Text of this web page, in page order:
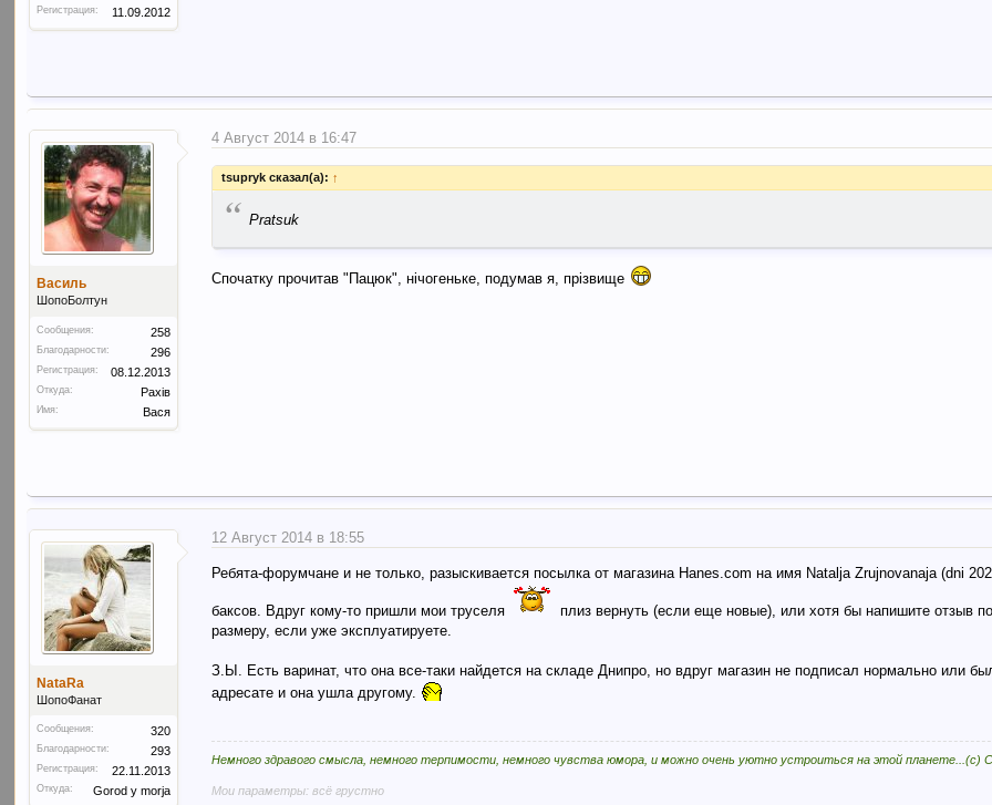
Регистрация: 11.09.2012
Василь
ШопоБолтун
Сообщения: 258
Благодарности: 296
Регистрация: 08.12.2013
Откуда: Рахів
Имя: Вася
4 Август 2014 в 16:47
tsupryk сказал(а): ↑
“ Pratsuk
Спочатку прочитав "Пацюк", нічогеньке, подумав я, прізвище
NataRa
ШопоФанат
Сообщения: 320
Благодарности: 293
Регистрация: 22.11.2013
Откуда: Gorod y morja
12 Август 2014 в 18:55
Ребята-форумчане и не только, разыскивается посылка от магазина Hanes.com на имя Natalja Zrujnovanaja (dni
баксов. Вдруг кому-то пришли мои труселя
плиз вернуть (если еще новые), или хотя бы напишите отзыв
размеру, если уже эксплуатируете.
З.Ы. Есть варинат, что она все-таки найдется на складе Днипро, но вдруг магазин не подписал нормально или
адресате и она ушла другому.
Немного здравого смысла, немного терпимости, немного чувства юмора, и можно очень уютно устроиться на этой планете...(с)
Мои параметры: всё грустно